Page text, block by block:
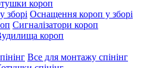
короп
Оснащення короп у зборі
Сигналізатори короп
короп
Все для монтажу спінінг